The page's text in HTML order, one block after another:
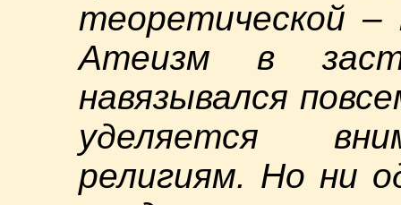
теоретической –
Атеизм в
навязывался
уделяется
религиям. Но ни